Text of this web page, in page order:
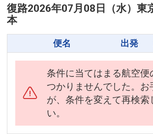
復路2026年07月08日（水） 東
本
便名 出発
条件に当てはまる航空便
つかりませんでした。お
が、条件を変えて再検索
い。